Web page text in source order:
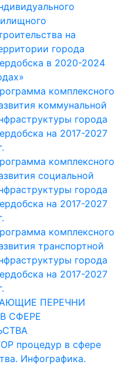
на
города
в 2020-2024
комплексного
коммунальной
города
на 2017-2027
комплексного
социальной
города
на 2017-2027
комплексного
транспортной
города
на 2017-2027
ПЕРЕЧНИ
СФЕРЕ
процедур в сфере
Инфографика.